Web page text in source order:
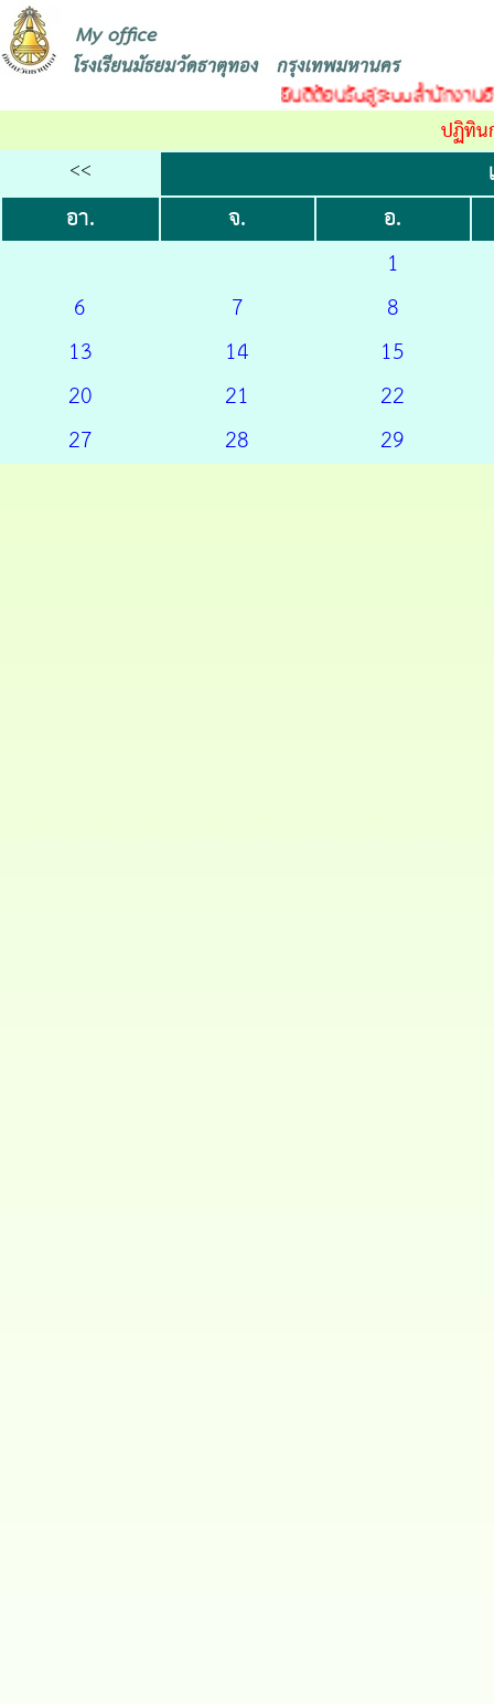
ยินดีต้อนรับสู่ระบบสำนักงานอิ
ปฏิทิน
<<
อา.
จ. อ.
1
6
7
8
13
14
15
20
21
22
27
28 29